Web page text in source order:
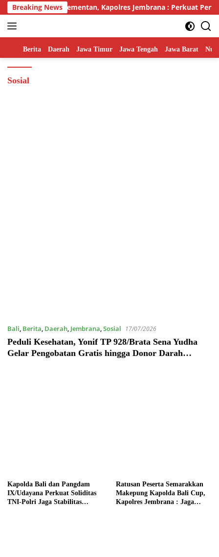
Skip
to
content
Breaking News
Dari Kementan, Kapolres Jembrana : Perkuat Pertanian
Home
Berita Daerah Jawa Timur Jawa Tengah Jawa Barat
Sosial
Bali, Berita, Daerah, Jembrana,Sosial 17/07/2026
Peduli Kesehatan, Yonif TP 928/Brata Sena Yudha
Gelar Pengobatan Gratis hingga Donor Darah
Kapolda Bali dan Pangdam
IX/Udayana Perkuat Soliditas
TNI-Polri Jaga Stabilitas
Ratusan Peserta Semarakkan
Makepung Kapolda Bali Cup,
Kapolres Jembrana : Jaga